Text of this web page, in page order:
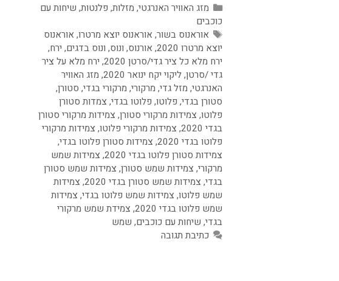
קטגוריות
מזג האוויר האנרגטי, מזלות, פלנטות, שיחות עם
כוכבים
תגיות
אוראנוס בשור, אוראנוס יוצא מרטרו, אוראנוס
יוצא מרטרו 2020
, אורנוס, ונוס, ונוס בדגים, ירח,
ירח מלא כל ציר גדי/סרטן 2020
, ירח מלא על ציר
גדי /סרטן,ליקוי יקח ינואר 2020 , מזג האוויר
האנרגטי, מזל גדי, מרקורי, מרקורי בגדי, סטורן,
סטורן בגדי, פלוטו, פלוטו בגדי, צמדות סטורן
פלוטו, צמידות מרקורי סטורן, צמידות מרקורי סטורן
בגדי 2020
, צמידות מרקורי פלוטו, צמידות מרקורי
פלוטו בגדי 2020
, צמידות סטורן פלוטו בגדי,
צמידות סטורן פלוטו בגדי 2020
, צמידות שמש
מרקורי, צמידות שמש סטורן, צמידות שמש סטורן
בגדי, צמידות שמש סטורן בגדי 2020 , צמידות
שמש פלוטו, צמידות שמש פלוטו בגדי, צמידות
שמש פלוטו בגדי 2020
, צמידת שמש מרקורי
בגדי, שיחות עם כוכבים, שמש
כתיבת תגובה